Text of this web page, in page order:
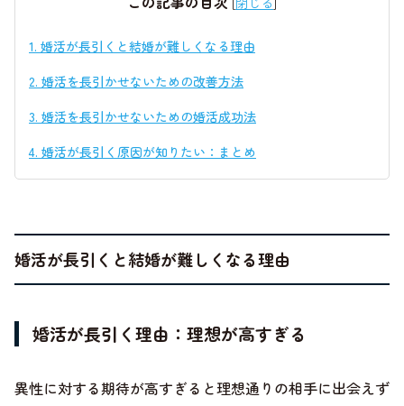
1. 婚活が長引くと結婚が難しくなる理由
2. 婚活を長引かせないための改善方法
3. 婚活を長引かせないための婚活成功法
4. 婚活が長引く原因が知りたい：まとめ
婚活が長引くと結婚が難しくなる理由
婚活が長引く理由：理想が高すぎる
異性に対する期待が高すぎると理想通りの相手に出会えず